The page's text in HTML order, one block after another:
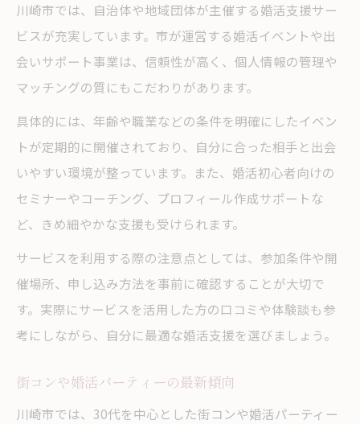
川崎市では、自治体や地域団体が主催する婚活支援サー
ビスが充実しています。市が運営する婚活イベントや出
会いサポート事業は、信頼性が高く、個人情報の管理や
マッチングの質にもこだわりがあります。
具体的には、年齢や職業などの条件を明確にしたイベン
トが定期的に開催されており、自分に合った相手と出会
いやすい環境が整っています。また、婚活初心者向けの
セミナーやコーチング、プロフィール作成サポートな
ど、きめ細やかな支援も受けられます。
サービスを利用する際の注意点としては、参加条件や開
催場所、申し込み方法を事前に確認することが大切で
す。実際にサービスを活用した方の口コミや体験談も参
考にしながら、自分に最適な婚活支援を選びましょう。
街コンや婚活パーティーの最新傾向
川崎市では、30代を中心とした街コンや婚活パーティー